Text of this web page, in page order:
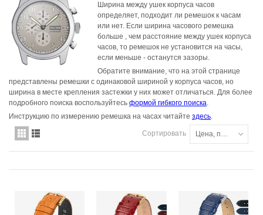
Ширина между ушек корпуса часов
определяет, подходит ли ремешок к часам
или нет. Если ширина часового ремешка
больше , чем расстояние между ушек корпуса
часов, то ремешок не установится на часы,
если меньше - останутся зазоры.
Обратите внимание, что на этой странице
представлены ремешки с одинаковой шириной у корпуса часов, но
ширина в месте крепления застежки у них может отличаться. Для более
подробного поиска воспользуйтесь формой гибкого поиска.
Инструкцию по измерению ремешка на часах читайте здесь.
Сортировать Цена, по убыванию